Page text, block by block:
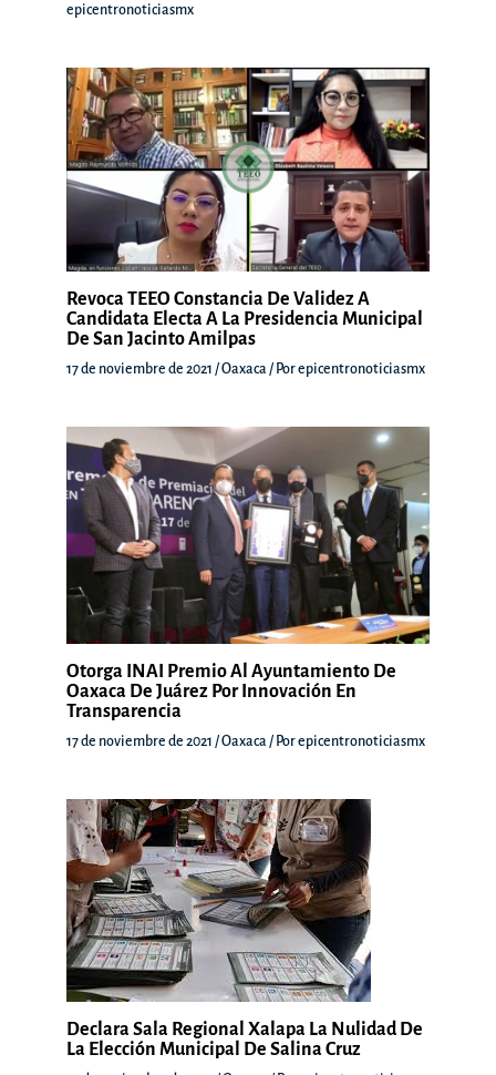
epicentronoticiasmx
Revoca TEEO Constancia De Validez A
Candidata Electa A La Presidencia Municipal
De San Jacinto Amilpas
17 de noviembre de 2021 /Oaxaca / Porepicentronoticiasmx
Otorga INAI Premio Al Ayuntamiento De
Oaxaca De Juárez Por Innovación En
Transparencia
17 de noviembre de 2021 /Oaxaca / Porepicentronoticiasmx
Declara Sala Regional Xalapa La Nulidad De
La Elección Municipal De Salina Cruz